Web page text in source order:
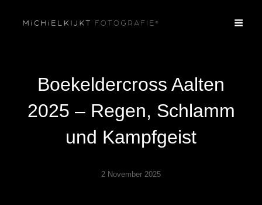
Boekeldercross Aalten
2025 – Regen, Schlamm
und Kampfgeist
2 November 2025